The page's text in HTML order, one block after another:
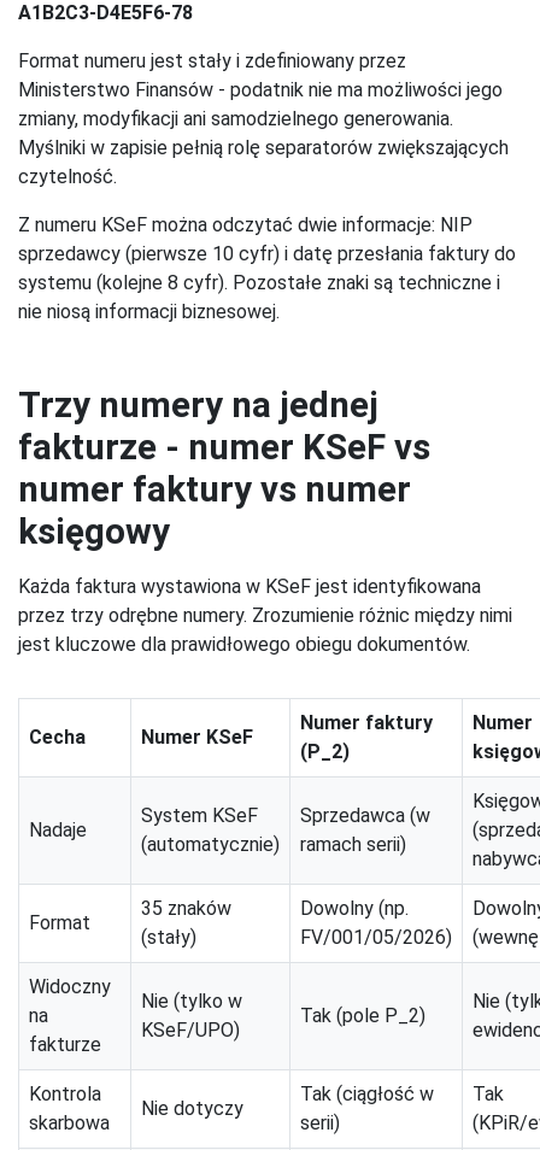
A1B2C3-D4E5F6-78
Format numeru jest stały i zdefiniowany przez
Ministerstwo Finansów - podatnik nie ma możliwości jego
zmiany, modyfikacji ani samodzielnego generowania.
Myślniki w zapisie pełnią rolę separatorów zwiększających
czytelność.
Z numeru KSeF można odczytać dwie informacje: NIP
sprzedawcy (pierwsze 10 cyfr) i datę przesłania faktury do
systemu (kolejne 8 cyfr). Pozostałe znaki są techniczne i
nie niosą informacji biznesowej.
Trzy numery na jednej
fakturze - numer KSeF vs
numer faktury vs numer
księgowy
Każda faktura wystawiona w KSeF jest identyfikowana
przez trzy odrębne numery. Zrozumienie różnic między nimi
jest kluczowe dla prawidłowego obiegu dokumentów.
Cecha Numer KSeF
Numer faktury
(P_2)
Numer
Nadaje
System KSeF
(automatycznie)
Sprzedawca (w
ramach serii)
Format
35 znaków
(stały)
Dowolny (np.
FV/001/05/2026)
Widoczny
na
fakturze
Nie (tylko w
KSeF/UPO)
Tak (pole P_2)
Nie
Kontrola
skarbowa
Nie dotyczy
Tak (ciągłość w
serii)
Tak
(KPiR/